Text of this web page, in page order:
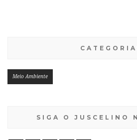
Meio Ambiente
SIGA O JUSCELINO